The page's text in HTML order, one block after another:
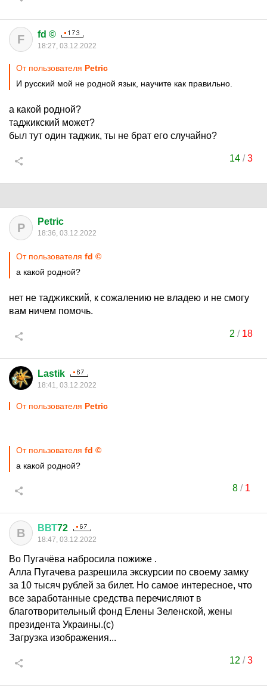
F fd ©
18:27, 03.12.2022
От пользователя Petric
И русский мой не родной язык, научите как правильно.
а какой родной?
таджикский может?
был тут один таджик, ты не брат его случайно?
14 /3
P Petric
18:36, 03.12.2022
От пользователя fd ©
а какой родной?
нет не таджикский, к сожалению не владею и не смогу
вам ничем помочь.
2 / 18
Lastik
18:41, 03.12.2022
От пользователя Petric
От пользователя fd ©
а какой родной?
8/ 1
В ВВТ72
18:47, 03.12.2022
Во Пугачёва набросила пожиже .
Алла Пугачева разрешила экскурсии по своему замку
за 10 тысяч рублей за билет. Но самое интересное, что
все заработанные средства перечисляют в
благотворительный фонд Елены Зеленской, жены
президента Украины.(с)
Загрузка изображения...
12 /3